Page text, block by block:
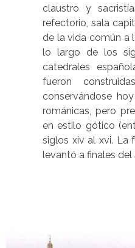
claustro y
refectorio, sala
de la vida común a
lo largo de los
catedrales
fueron
conservándose
románicas, pero
en estilo gótico
siglos xiv al xvi. La
levantó a finales del